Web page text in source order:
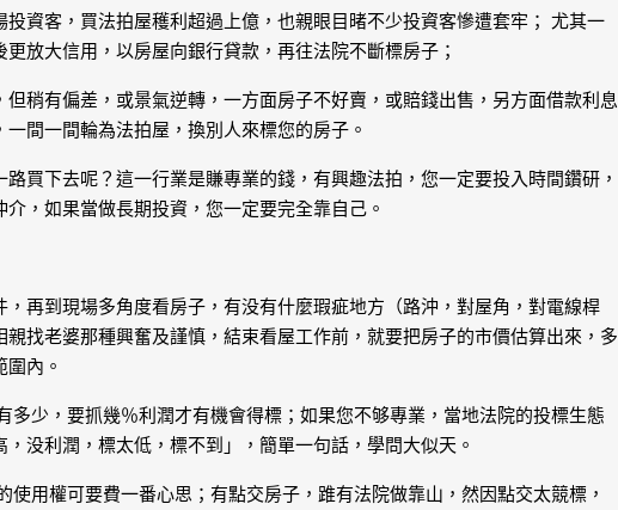
資客，買法拍屋穫利超過上億，也親眼目暏不少投資客慘遭套牢； 尤其一
放大信用，以房屋向銀行貸款，再往法院不斷標房子；
稍有偏差，或景氣逆轉，一方面房子不好賣，或賠錢出售，另方面借款利息
間一間輪為法拍屋，換別人來標您的房子。
買下去呢？這一行業是賺專業的錢，有興趣法拍，您一定要投入時間鑽研，
，如果當做長期投資，您一定要完全靠自己。
再到現場多角度看房子，有没有什麼瑕疵地方（路沖，對屋角，對電線桿
找老婆那種興奮及謹慎，結束看屋工作前，就要把房子的市價估算出來，多
內。
少，要抓幾％利潤才有機會得標；如果您不够專業，當地法院的投標生態
没利潤，標太低，標不到」，簡單一句話，學問大似天。
用權可要費一番心思；有點交房子，踓有法院做靠山，然因點交太競標，